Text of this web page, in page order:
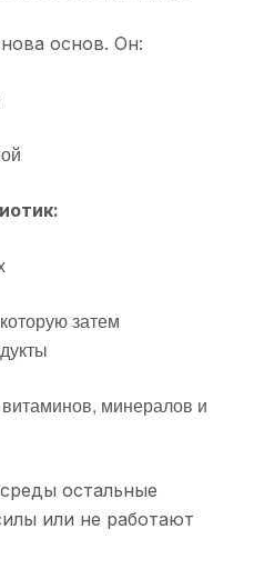
основ. Он:
затем
минералов и
остальные
или не работают